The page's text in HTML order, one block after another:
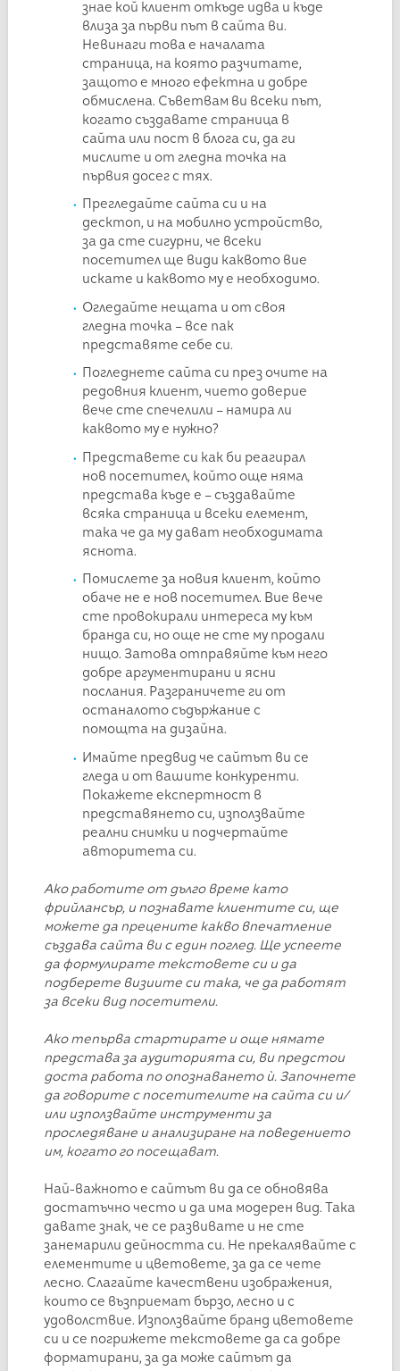
знае кой клиент откъде идва и къде
влиза за първи път в сайта ви.
Невинаги това е началата
страница, на която разчитате,
защото е много ефектна и добре
обмислена. Съветвам ви всеки път,
когато създавате страница в
сайта или пост в блога си, да ги
мислите и от гледна точка на
първия досег с тях.
Прегледайте сайта си и на
десктоп, и на мобилно устройство,
за да сте сигурни, че всеки
посетител ще види каквото вие
искате и каквото му е необходимо.
Огледайте нещата и от своя
гледна точка – все пак
представяте себе си.
Погледнете сайта си през очите на
редовния клиент, чието доверие
вече сте спечелили – намира ли
каквото му е нужно?
Представете си как би реагирал
нов посетител, който още няма
представа къде е – създавайте
всяка страница и всеки елемент,
така че да му дават необходимата
яснота.
Помислете за новия клиент, който
обаче не е нов посетител. Вие вече
сте провокирали интереса му към
бранда си, но още не сте му продали
нищо. Затова отправяйте към него
добре аргументирани и ясни
послания. Разграничете ги от
останалото съдържание с
помощта на дизайна.
Имайте предвид че сайтът ви се
гледа и от вашите конкуренти.
Покажете експертност в
представянето си, използвайте
реални снимки и подчертайте
авторитета си.
Ако работите от дълго време като
фрийлансър, и познавате клиентите си, ще
можете да прецените какво впечатление
създава сайта ви с един поглед.Ще успеете
да формулирате текстовете си и да
подберете визиите си така, че да работят
за всеки вид посетители.
Ако тепърва стартирате и още нямате
представа за аудиторията си, ви предстои
доста работа по опознаването ѝ. Започнете
да говорите с посетителите на сайта си и/
или използвайте инструменти за
проследяване и анализиране на поведението
им, когато го посещават.
Най-важното е сайтът ви да се обновява
достатъчно често и да има модерен вид. Така
давате знак, че се развивате и не сте
занемарили дейността си. Не прекалявайте с
елементите и цветовете, за да се чете
лесно. Слагайте качествени изображения,
които се възприемат бързо, лесно и с
удоволствие. Използвайте бранд цветовете
си и се погрижете текстовете да са добре
форматирани, за да може сайтът да